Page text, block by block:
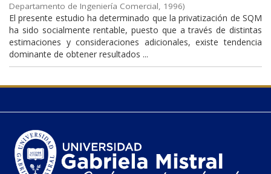
Departamento de Ingeniería Comercial, 1996)
El presente estudio ha determinado que la privatización de SQM
ha sido socialmente rentable, puesto que a través de distintas
estimaciones y consideraciones adicionales, existe tendencia
dominante de obtener resultados ...